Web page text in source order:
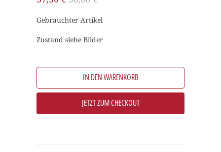
Gebrauchter Artikel
Zustand siehe Bilder
IN DEN WARENKORB
JETZT ZUM CHECKOUT